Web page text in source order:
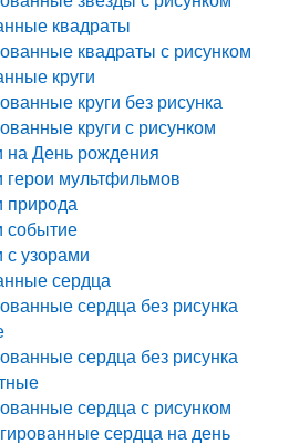
квадраты
квадраты с рисунком
круги
круги без рисунка
круги с рисунком
на День рождения
герои мультфильмов
природа
событие
с узорами
сердца
сердца без рисунка
сердца без рисунка
сердца с рисунком
сердца на день